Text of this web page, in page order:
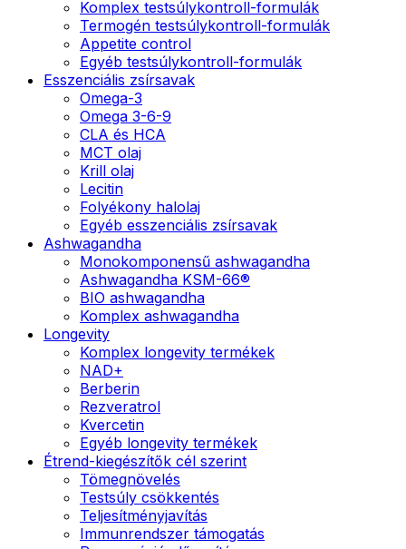
Komplex testsúlykontroll-formulák
Termogén testsúlykontroll-formulák
Appetite control
Egyéb testsúlykontroll-formulák
Esszenciális zsírsavak
Omega-3
Omega 3-6-9
CLA és HCA
MCT olaj
Krill olaj
Lecitin
Folyékony halolaj
Egyéb esszenciális zsírsavak
Ashwagandha
Monokomponensű ashwagandha
Ashwagandha KSM-66®
BIO ashwagandha
Komplex ashwagandha
Longevity
Komplex longevity termékek
NAD+
Berberin
Rezveratrol
Kvercetin
Egyéb longevity termékek
Étrend-kiegészítők cél szerint
Tömegnövelés
Testsúly csökkentés
Teljesítményjavítás
Immunrendszer támogatás